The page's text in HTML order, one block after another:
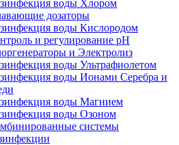
воды Хлором
дозаторы
воды Кислородом
и регулирование рН
и Электролиз
воды Ультрафиолетом
воды Ионами Серебра и
воды Магнием
воды Озоном
системы